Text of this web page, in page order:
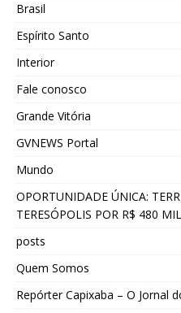
Brasil
Espírito Santo
Interior
Fale conosco
Grande Vitória
GVNEWS Portal
Mundo
OPORTUNIDADE ÚNICA:
TERESÓPOLIS POR R$ 480 MIL
posts
Quem Somos
Repórter Capixaba – O Jornal